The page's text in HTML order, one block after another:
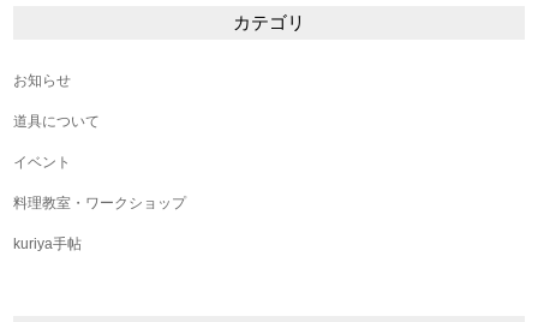
カテゴリ
お知らせ
道具について
イベント
料理教室・ワークショップ
kuriya手帖